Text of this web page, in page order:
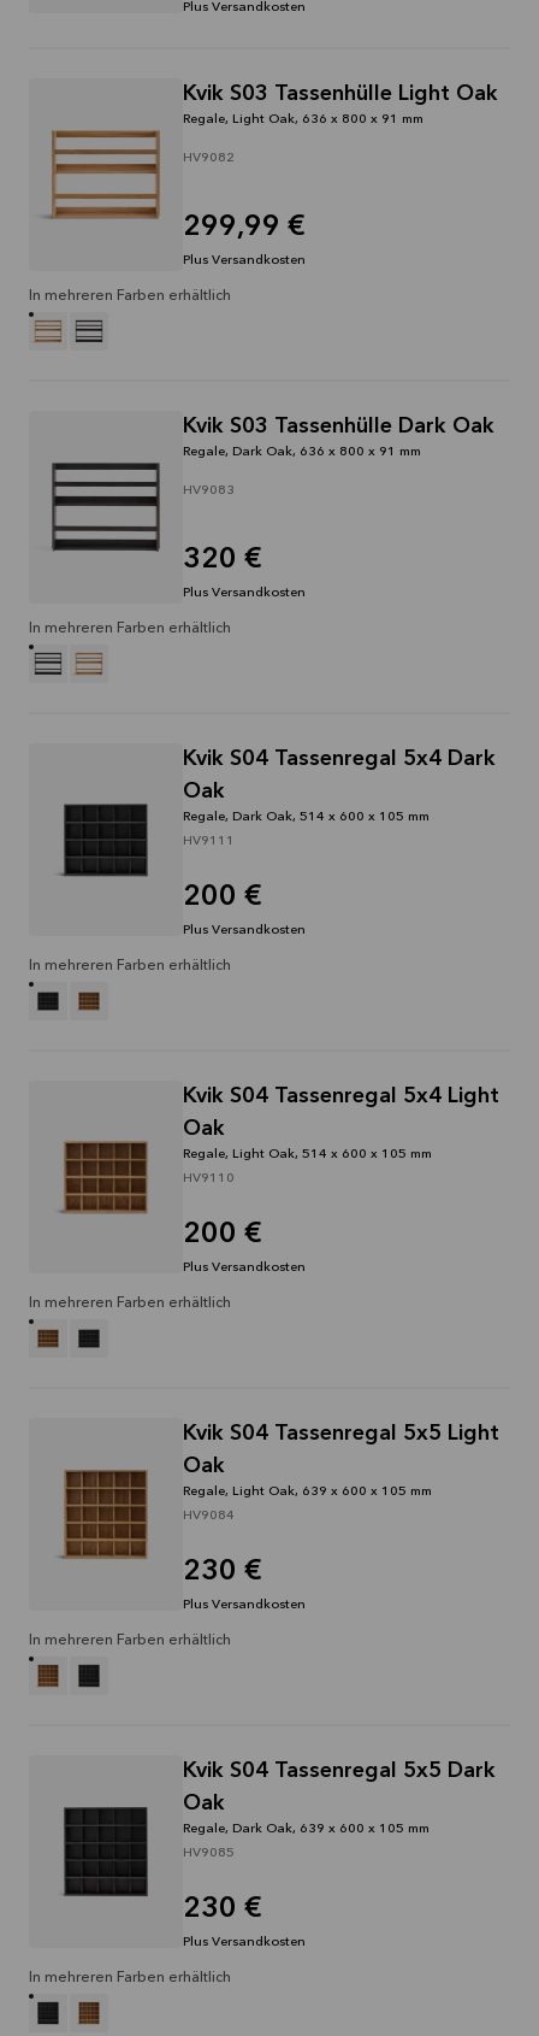
Plus Versandkosten
Kvik S03 Tassenhülle Light Oak
Regale, Light Oak, 636 x 800 x 91 mm
HV9082
299,99 €
Plus Versandkosten
In mehreren Farben erhältlich
Kvik S03 Tassenhülle Dark Oak
Regale, Dark Oak, 636 x 800 x 91 mm
HV9083
320 €
Plus Versandkosten
In mehreren Farben erhältlich
Kvik S04 Tassenregal 5x4 Dark
Oak
Regale, Dark Oak, 514 x 600 x 105 mm
HV9111
200 €
Plus Versandkosten
In mehreren Farben erhältlich
Kvik S04 Tassenregal 5x4 Light
Oak
Regale, Light Oak, 514 x 600 x 105 mm
HV9110
200 €
Plus Versandkosten
In mehreren Farben erhältlich
Kvik S04 Tassenregal 5x5 Light
Oak
Regale, Light Oak, 639 x 600 x 105 mm
HV9084
230 €
Plus Versandkosten
In mehreren Farben erhältlich
Kvik S04 Tassenregal 5x5 Dark
Oak
Regale, Dark Oak, 639 x 600 x 105 mm
HV9085
230 €
Plus Versandkosten
In mehreren Farben erhältlich